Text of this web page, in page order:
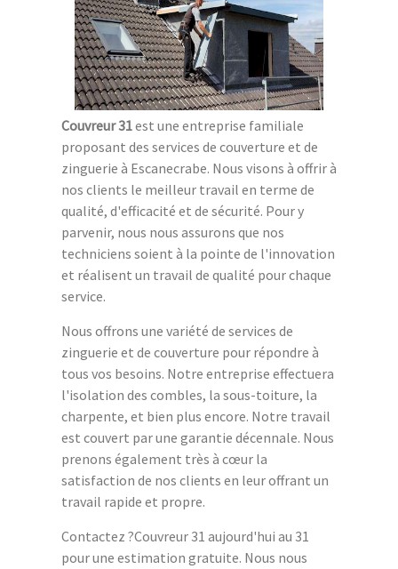
Couvreur 31est une entreprise familiale
proposant des services de couverture et de
zinguerie à Escanecrabe. Nous visons à offrir à
nos clients le meilleur travail en terme de
qualité, d'efficacité et de sécurité. Pour y
parvenir, nous nous assurons que nos
techniciens soient à la pointe de l'innovation
et réalisent un travail de qualité pour chaque
service.
Nous offrons une variété de services de
zinguerie et de couverture pour répondre à
tous vos besoins. Notre entreprise effectuera
l'isolation des combles, la sous-toiture, la
charpente, et bien plus encore. Notre travail
est couvert par une garantie décennale. Nous
prenons également très à cœur la
satisfaction de nos clients en leur offrant un
travail rapide et propre.
Contactez ?Couvreur 31 aujourd'hui au 31
pour une estimation gratuite. Nous nous